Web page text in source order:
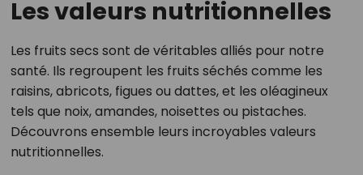
Les valeurs nutritionnelles
Les fruits secs sont de véritables alliés pour notre
santé. Ils regroupent les fruits séchés comme les
raisins, abricots, figues ou dattes, et les oléagineux
tels que noix, amandes, noisettes ou pistaches.
Découvrons ensemble leurs incroyables valeurs
nutritionnelles.